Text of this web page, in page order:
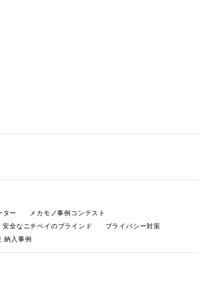
ター
メカモノ事例コンテスト
安全なニチベイのブラインド
プライバシー対策
納入事例